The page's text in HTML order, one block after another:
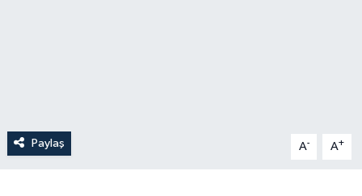
Paylaş A- A+